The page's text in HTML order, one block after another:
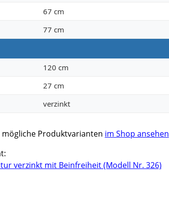
67 cm
77 cm
120 cm
27 cm
verzinkt
Produktvarianten im Shop ansehen
verzinkt mit Beinfreiheit (Modell Nr. 326)